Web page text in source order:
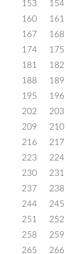
153
154
160
161
167
168
174
175
181
182
188
189
195
196
202
203
209
210
216
217
223
224
230
231
237
238
244
245
251
252
258
259
265
266